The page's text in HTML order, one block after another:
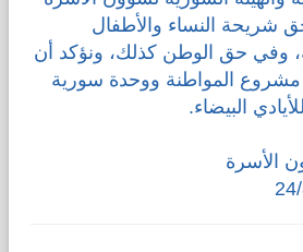
شريحة النساء والأطفال
وفي حق الوطن كذلك، ونؤكد أن
مشروع المواطنة ووحدة سورية
البيضاء.
الأسرة